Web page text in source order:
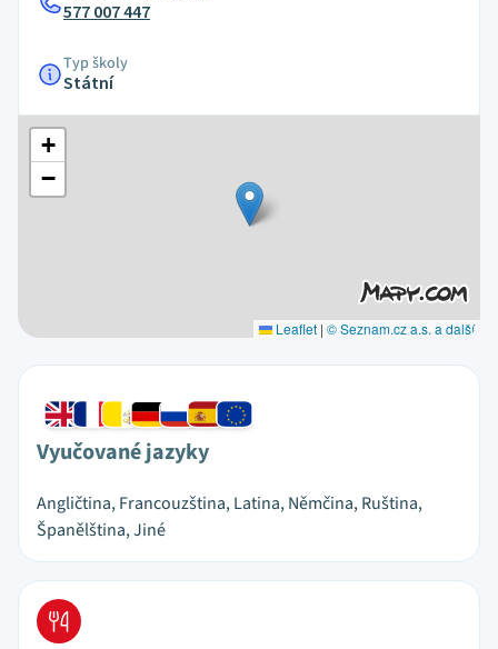
577 007 447
Typ školy
Státní
+
−
Leaflet | © Seznam.cz a.s. a další
Vyučované jazyky
Angličtina, Francouzština, Latina, Němčina, Ruština,
Španělština, Jiné